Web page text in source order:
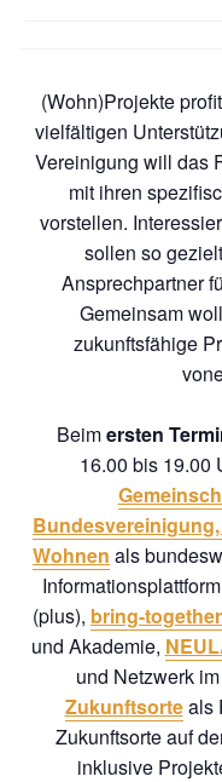
(Wohn)Projekte
vielfältigen
Vereinigung will das
mit ihren
vorstellen.
sollen so
Ansprechpartner
Gemeinsam
zukunftsfähige
Beimersten
16.00 bis 19.00
Bundesvereinigung,
Wohnen als
(plus), bring-together
und Akademie,
und Netzwerk
Zukunftsorteals
Zukunftsorte auf
inklusive